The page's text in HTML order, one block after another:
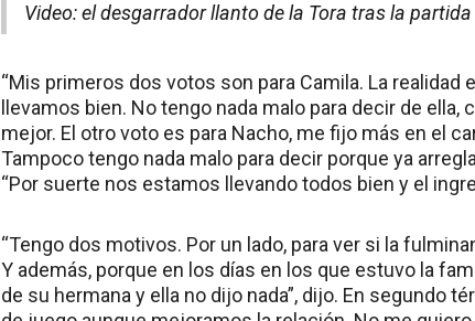
Video: el desgarrador llanto de la Tora tras la
“Mis primeros dos votos son para Camila. La
llevamos bien. No tengo nada malo para decir de
mejor. El otro voto es para Nacho, me fijo más en el
Tampoco tengo nada malo para decir porque ya
“Por suerte nos estamos llevando todos bien y el
“Tengo dos motivos. Por un lado, para ver si la
Y además, porque en los días en los que estuvo la
de su hermana y ella no dijo nada”, dijo. En segundo